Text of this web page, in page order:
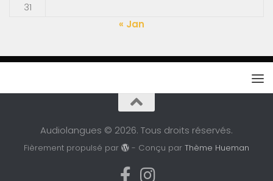
31
« Jan
Audiolangues © 2026. Tous droits réservés.
Fièrement propulsé par - Conçu parThème Hueman